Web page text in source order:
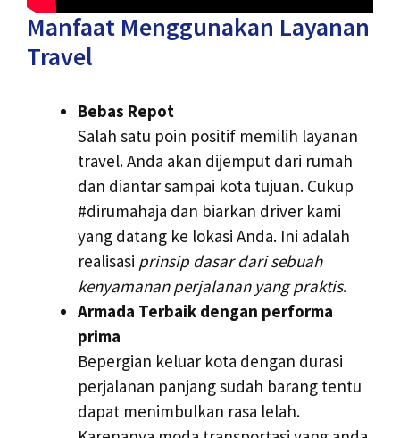
Manfaat Menggunakan Layanan
Travel
Bebas Repot
Salah satu poin positif memilih layanan
travel. Anda akan dijemput dari rumah
dan diantar sampai kota tujuan. Cukup
#dirumahaja dan biarkan driver kami
yang datang ke lokasi Anda. Ini adalah
realisasi prinsip dasar dari sebuah
kenyamanan perjalanan yang praktis.
Armada Terbaik dengan performa
prima
Bepergian keluar kota dengan durasi
perjalanan panjang sudah barang tentu
dapat menimbulkan rasa lelah.